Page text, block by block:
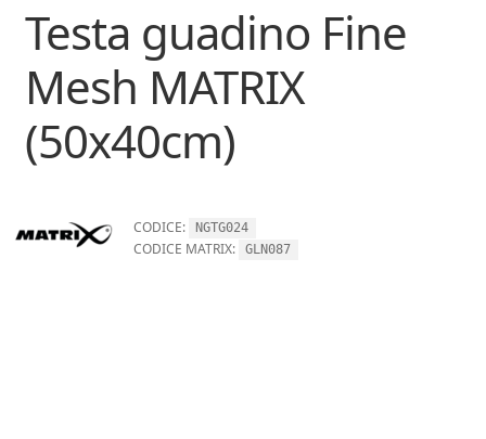
Testa guadino Fine
Mesh MATRIX
(50x40cm)
CODICE: NGTG024
CODICE MATRIX: GLN087